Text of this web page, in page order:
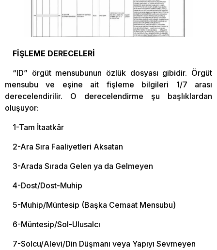
FİŞLEME DERECELERİ
“ID” örgüt mensubunun özlük dosyası gibidir. Örgüt
mensubu ve eşine ait fişleme bilgileri 1/7 arası
derecelendirilir. O derecelendirme şu başlıklardan
oluşuyor:
1-Tam İtaatkâr
2-Ara Sıra Faaliyetleri Aksatan
3-Arada Sırada Gelen ya da Gelmeyen
4-Dost/Dost-Muhip
5-Muhip/Müntesip (Başka Cemaat Mensubu)
6-Müntesip/Sol-Ulusalcı
7-Solcu/Alevi/Din Düşmanı veya Yapıyı Sevmeyen